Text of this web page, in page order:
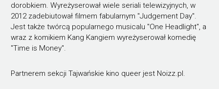
dorobkiem. Wyreżyserował wiele seriali telewizyjnych, w
2012 zadebiutował filmem fabularnym "Judgement Day".
Jest także twórcą popularnego musicalu "One Headlight", a
wraz z komikiem Kang Kangiem wyreżyserował komedię
"Time is Money".
Partnerem sekcji Tajwańskie kino queer jest Noizz.pl.